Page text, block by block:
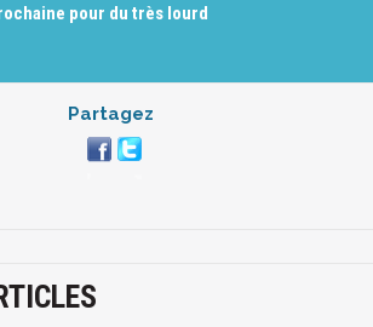
pour du très lourd
Partagez